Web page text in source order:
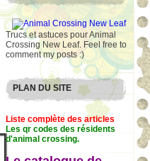
Trucs et astuces pour Animal
Crossing New Leaf. Feel free to
comment my posts :)
PLAN DU SITE
Liste complète des articles
Les qr codes des résidents
d'animal crossing.